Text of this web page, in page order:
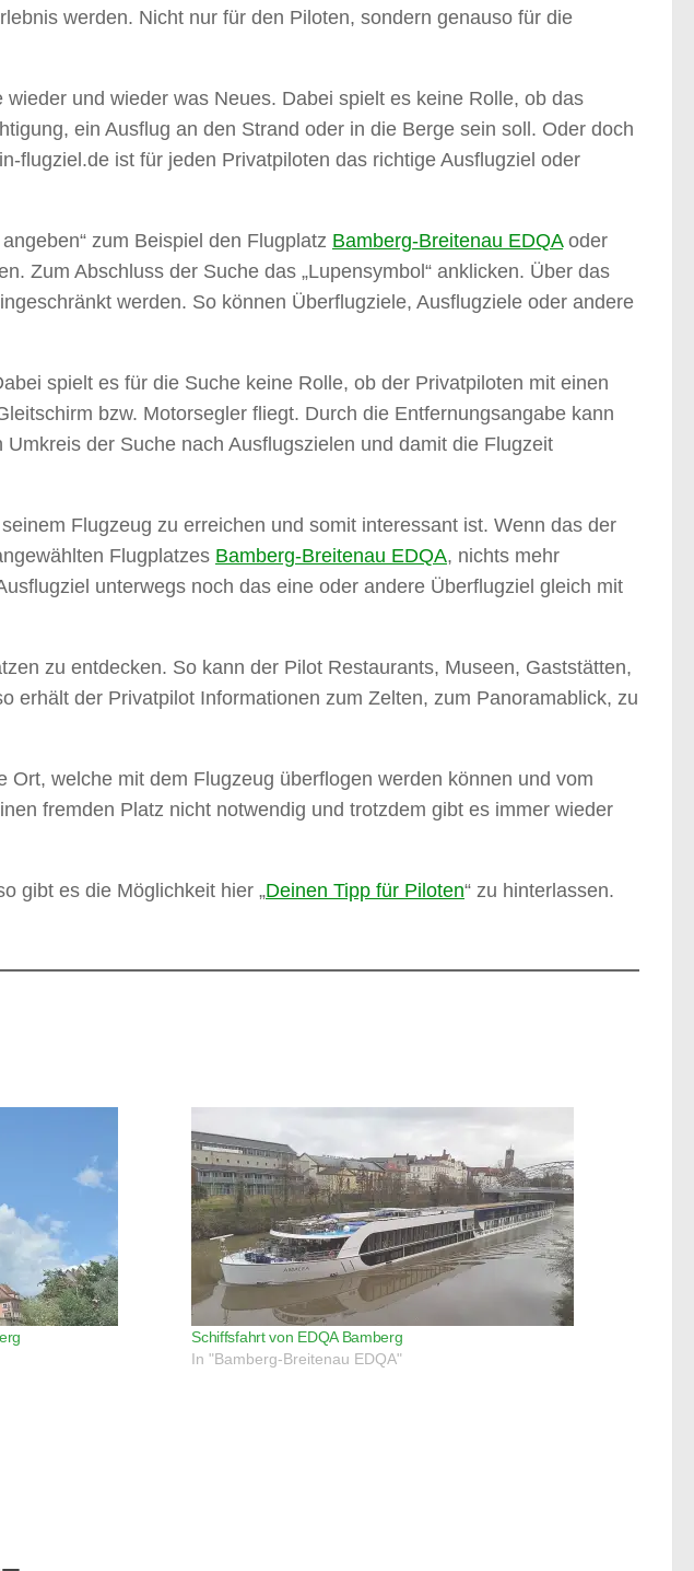
werden. Nicht nur für den Piloten, sondern genauso für die
und wieder was Neues. Dabei spielt es keine Rolle, ob das
ein Ausflug an den Strand oder in die Berge sein soll. Oder doch
flugziel.de ist für jeden Privatpiloten das richtige Ausflugziel oder
zum Beispiel den Flugplatz Bamberg-Breitenau EDQAoder
Zum Abschluss der Suche das „Lupensymbol“ anklicken. Über das
werden. So können Überflugziele, Ausflugziele oder andere
spielt es für die Suche keine Rolle, ob der Privatpiloten mit einen
bzw. Motorsegler fliegt. Durch die Entfernungsangabe kann
der Suche nach Ausflugszielen und damit die Flugzeit
Flugzeug zu erreichen und somit interessant ist. Wenn das der
Flugplatzes Bamberg-Breitenau EDQA, nichts mehr
unterwegs noch das eine oder andere Überflugziel gleich mit
zu entdecken. So kann der Pilot Restaurants, Museen, Gaststätten,
erhält der Privatpilot Informationen zum Zelten, zum Panoramablick, zu
welche mit dem Flugzeug überflogen werden können und vom
fremden Platz nicht notwendig und trotzdem gibt es immer wieder
gibt es die Möglichkeit hier „Deinen Tipp für Piloten“ zu hinterlassen.
Schiffsfahrt von EDQA Bamberg
In "Bamberg-Breitenau EDQA"